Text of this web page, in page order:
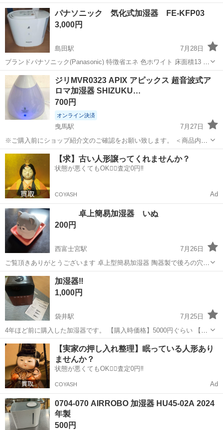
度あり！ワンルーム寮完備！マイカー通勤OK！無料駐車場あり！《三
重県伊勢市》 人気の工場のお仕事 ◇タイヤの製造◇ トラック・バ
ス・RV車用を中心とした...
三重 伊勢市 山田上口駅 その他
パナソニック 気化式加湿器 FE-KFP03
3,000円
島田駅
7月28日
ブランドパナソニック(Panasonic) 特徴省エネ 色ホワイト 床面積13 平
方メートル 動作モード気化器 商品の寸法19奥行き x 30.5幅 x 29.5高
さ cm 【長寿命加湿フィルター】<br>しっかり洗えて汚れ...
静岡 島田市 島田駅
ジリMVR0323 APIX アピックス 超音波式ア
ロマ加湿器 SHIZUKU…
700円
オンライン決済
曳馬駅
7月27日
※ご購入前にショップ紹介文のご確認をお願い致します。 ＜商品内容
＞ 「APIX アピックス 超音波式アロマ加湿器 SHIZUKU touch+」 型
番：ASZ-015 年式：2016年製 ＜商品状態...
静岡 浜松市 曳馬駅 季節、空調家電
【求】古い人形譲ってくれませんか？
状態が悪くてもOK🙆‍♀️査定0円‼️
COYASH Ad
卓上簡易加湿器 いぬ
200円
西富士宮駅
7月26日
ご覧頂きありがとうございます 卓上型簡易加湿器 陶器製で後ろの穴か
ら水を入れます 犬 アロマ 自宅付近まで引き取り可能な方にお願いし
ます
静岡 富士宮市 西富士宮駅
加湿器‼️
1,000円
袋井駅
7月25日
4年ほど前に購入した加湿器です。 【購入時価格】5000円ぐらい 【傷
などの状態】とくに目立った傷はありませんが、水垢あり 【アピール
ポイント】状態はいいのでまだまだ使えます！ 【希望取引場所】袋井
駅周辺ですが、相談可 ...
静岡 袋井市 袋井駅 季節、空調家電
【実家の押し入れ整理】眠っている人形あり
ませんか？
状態が悪くてもOK🙆‍♀️査定0円‼️
COYASH Ad
0704-070 AIRROBO 加湿器 HU45-02A 2024
年製
500円